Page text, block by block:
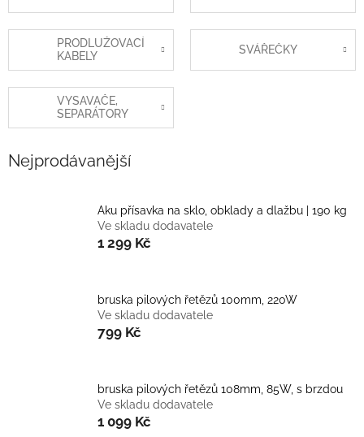
PRODLUŽOVACÍ
KABELY
SVÁŘEČKY
VYSAVAČE,
SEPARÁTORY
Nejprodávanější
Aku přísavka na sklo, obklady a dlažbu | 190 kg
Ve skladu dodavatele
1 299 Kč
bruska pilových řetězů 100mm, 220W
Ve skladu dodavatele
799 Kč
bruska pilových řetězů 108mm, 85W, s brzdou
Ve skladu dodavatele
1 099 Kč